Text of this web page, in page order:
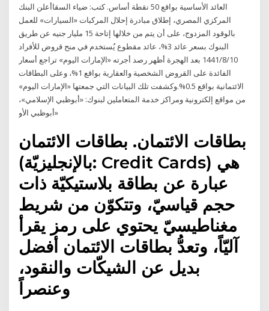
العائد الأساسية بواقع 50 نقطة أساس. كتب: ضياء السقاأعلن البنك
المركزي المصري، إطلاق مبادرة إحلال المركبات «السيارات» للعمل
بالوقود المزدوج، على أن يتم من خلالها إتاحة 15 مليار جنيه عن طريق
البنوك بسعر عائد 3%، عائد مقطوع يُستخدم في منح قروض للأفراد
10‏‏/8‏‏/1441 بعد الهجرة أظهر رصد أجرته «الإمارات اليوم» تراجع أسعار
الفائدة على القروض الشخصية والعقارية بواقع 1%، وعلى البطاقات
الائتمانية بواقع 0.5%.وكشفت تلك البيانات التي جمعتها «الإمارات اليوم»
من مواقع إلكترونية ومراكز خدمة المتعاملين لبنوك: «أبوظبي الإسلامي»،
«أبوظبي الأو
بطاقات الائتمان. بطاقات الائتمان
(بالإنجليزيّة: Credit Cards) هي
عبارة عن بطاقة بلاستيكيّة ذات
حجم قياسيّ، وتتكوّن من شريط
مغناطيسيّ يحتوي على رمز يقرأ
آليّاً، وتعدُّ بطاقات الائتمان أفضل
بديل عن الشيكّات والنقود،
وعنصراً